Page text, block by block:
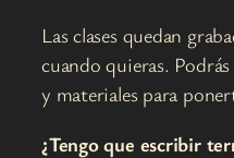
Las clases quedan
cuando quieras.
y materiales para
¿Tengo que escribir